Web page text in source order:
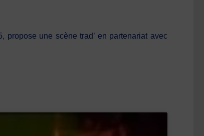
propose une scène trad’ en partenariat avec